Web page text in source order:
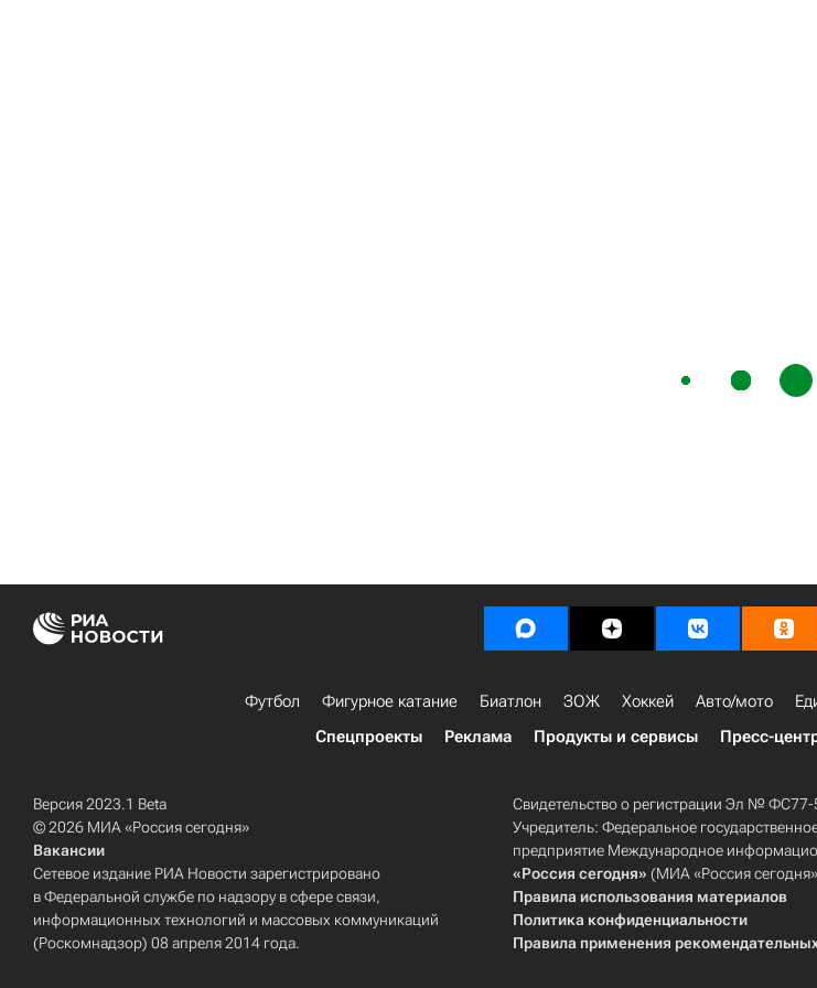
Футбол Фигурное катание Биатлон ЗОЖ Хоккей Авто/мото
Спецпроекты
Реклама Продукты и сервисы Пресс-
Версия 2023.1 Beta
© 2026 МИА «Россия сегодня»
Вакансии
Сетевое издание РИА Новости зарегистрировано
в Федеральной службе по надзору в сфере связи,
информационных технологий и массовых коммуникаций
(Роскомнадзор) 08 апреля 2014 года.
Свидетельство о регистрации Эл №
Учредитель: Федеральное
предприятие Международное
«Россия сегодня» (МИА «Россия
Правила использования материалов
Политика конфиденциальности
Правила применения